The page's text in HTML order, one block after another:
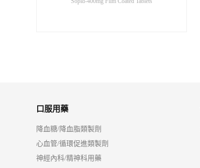
口服用藥
降血糖/降血脂類製劑
心血管/循環促進類製劑
神經內科/精神科用藥